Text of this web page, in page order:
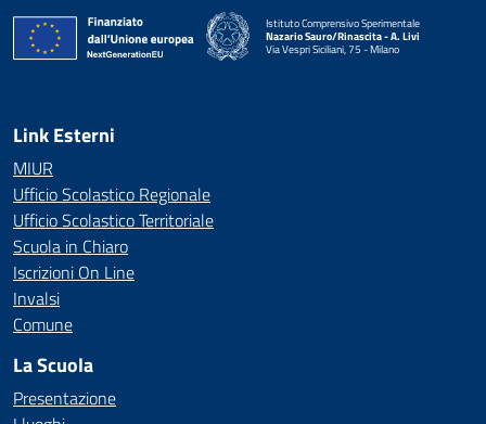
Istituto Comprensivo Sperimentale
Nazario Sauro/Rinascita - A. Livi
Via Vespri Siciliani, 75 - Milano
— Visita la pagina iniziale della scuola
Link Esterni
MIUR
Ufficio Scolastico Regionale
Ufficio Scolastico Territoriale
Scuola in Chiaro
Iscrizioni On Line
Invalsi
Comune
La Scuola
Presentazione